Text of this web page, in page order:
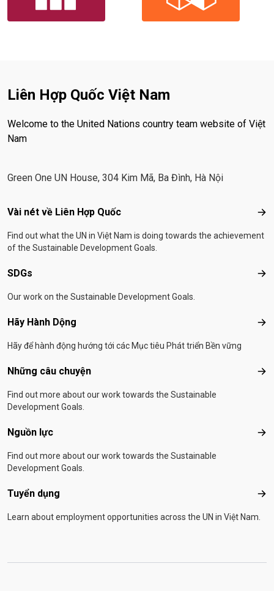
Liên Hợp Quốc Việt Nam
Welcome to the United Nations country team website of Việt
Nam
Green One UN House, 304 Kim Mã, Ba Đình, Hà Nội
Footer menu
Vài nét về Liên Hợp Quốc Vài
Find out what the UN in Việt Nam is doing towards the achievement
of the Sustainable Development Goals.
SDGs
Our work on the Sustainable Development Goals.
Hãy Hành Dộng
Hãy để hành động hướng tới các Mục tiêu Phát triển Bền vững
Những câu chuyện
Find out more about our work towards the Sustainable
Development Goals.
Nguồn lực
Find out more about our work towards the Sustainable
Development Goals.
Tuyển dụng
Learn about employment opportunities across the UN in Việt Nam.